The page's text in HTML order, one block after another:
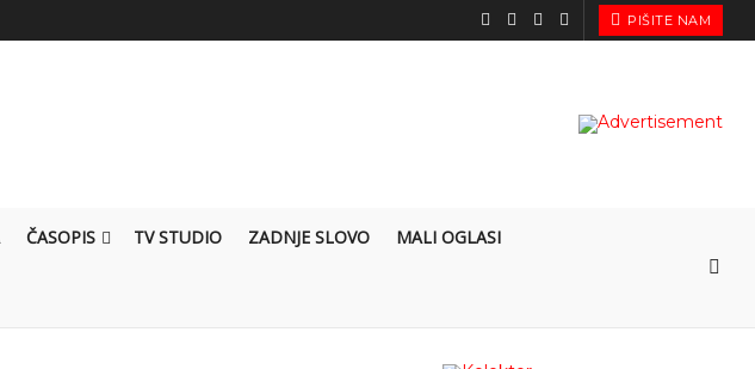
PIŠITE NAM
ČASOPIS TV STUDIO ZADNJE SLOVO MALI OGLASI